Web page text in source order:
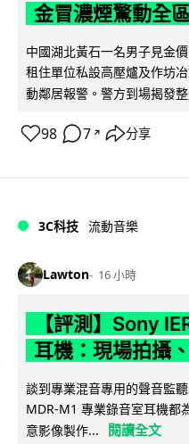
金冒濃煙驚動全
中國湖北黃石一名男子見金
租住單位私設高壓爐及作坊
動鄰居報警。警方到場揭發
98 7 ↗ 分享
3C科技 流動音樂
Lawton 16 小時
【評測】Sony
耳機：現場拍攝
談到專業混音專用的聲音監
MDR-M1 專業錄音室耳機都
意影像製作...
閱讀全文